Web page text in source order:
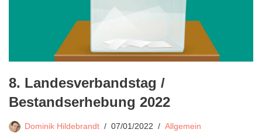
8. Landesverbandstag /
Bestandserhebung 2022
Dominik Hildebrandt 07/01/2022 Allgemein